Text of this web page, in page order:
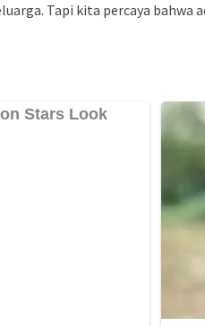
Tapi kita percaya